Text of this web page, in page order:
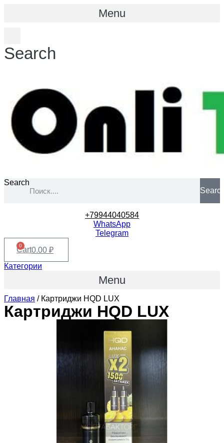
Menu
Search
Search
+79944040584
WhatsApp
Telegram
0.00 ₽
0
Cart
Категории
Menu
Главная / Картриджи HQD LUX
Картриджи HQD LUX